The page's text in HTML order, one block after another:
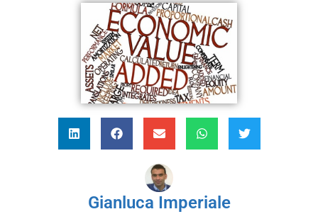
Gianluca Imperiale